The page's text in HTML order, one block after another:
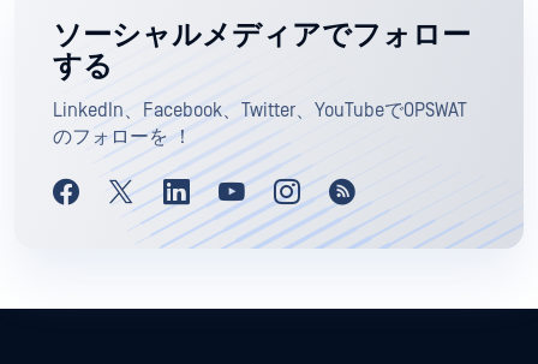
ソーシャルメディアでフォロー
する
LinkedIn、Facebook、Twitter、YouTubeでOPSWAT
のフォローを ！